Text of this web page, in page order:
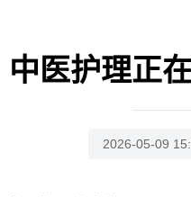
中医护理正
2026-05-09